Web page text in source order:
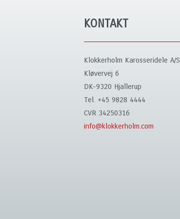
KONTAKT
Klokkerholm Karosseridele A/S
Kløvervej 6
DK-9320 Hjallerup
Tel. +45 9828 4444
CVR 34250316
info@klokkerholm.com